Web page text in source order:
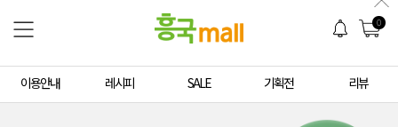
0
이용안내 레시피 SALE 기획전 리뷰